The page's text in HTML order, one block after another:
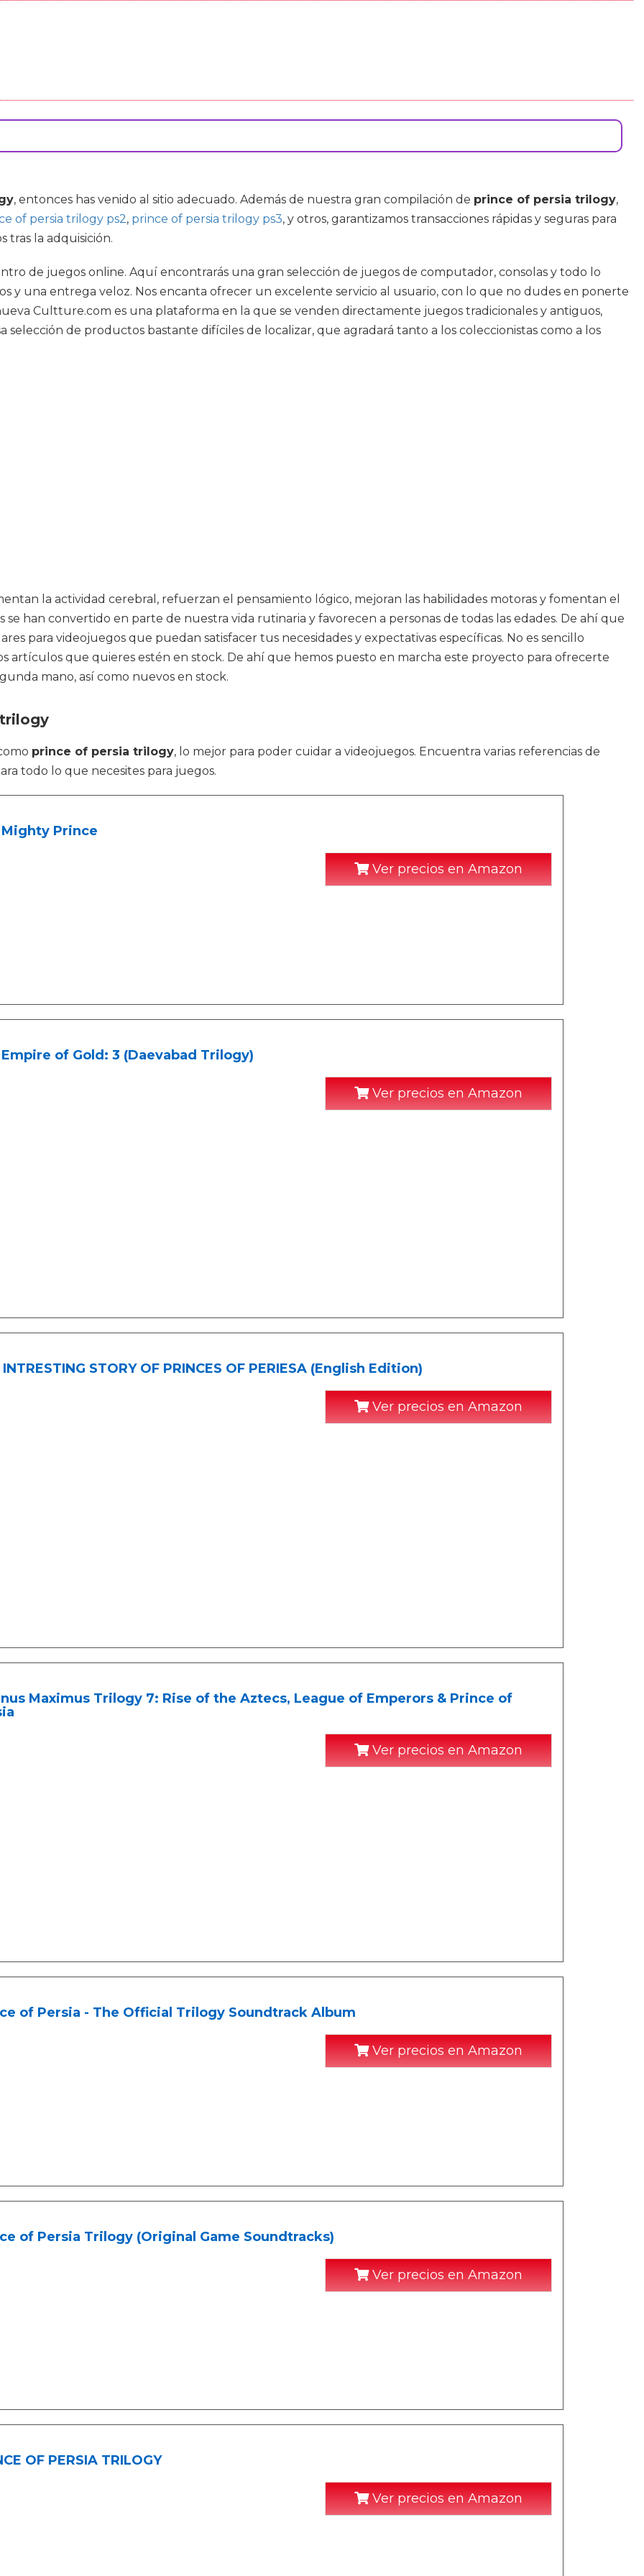
, entonces has venido al sitio adecuado. Además de nuestra gran compilación de prince of persia trilogy,
of persia trilogy ps2, prince of persia trilogy ps3, y otros, garantizamos transacciones rápidas y seguras para
tras la adquisición.
de juegos online. Aquí encontrarás una gran selección de juegos de computador, consolas y todo lo
y una entrega veloz. Nos encanta ofrecer un excelente servicio al usuario, con lo que no dudes en ponerte
Cultture.com es una plataforma en la que se venden directamente juegos tradicionales y antiguos,
selección de productos bastante difíciles de localizar, que agradará tanto a los coleccionistas como a los
la actividad cerebral, refuerzan el pensamiento lógico, mejoran las habilidades motoras y fomentan el
se han convertido en parte de nuestra vida rutinaria y favorecen a personas de todas las edades. De ahí que
para videojuegos que puedan satisfacer tus necesidades y expectativas específicas. No es sencillo
artículos que quieres estén en stock. De ahí que hemos puesto en marcha este proyecto para ofrecerte
mano, así como nuevos en stock.
prince of persia trilogy, lo mejor para poder cuidar a videojuegos. Encuentra varias referencias de
todo lo que necesites para juegos.
Prince
Ver precios en Amazon
of Gold: 3 (Daevabad Trilogy)
Ver precios en Amazon
STORY OF PRINCES OF PERIESA (English Edition)
Ver precios en Amazon
Maximus Trilogy 7: Rise of the Aztecs, League of Emperors & Prince of
Ver precios en Amazon
of Persia - The Official Trilogy Soundtrack Album
Ver precios en Amazon
of Persia Trilogy (Original Game Soundtracks)
Ver precios en Amazon
OF PERSIA TRILOGY
Ver precios en Amazon